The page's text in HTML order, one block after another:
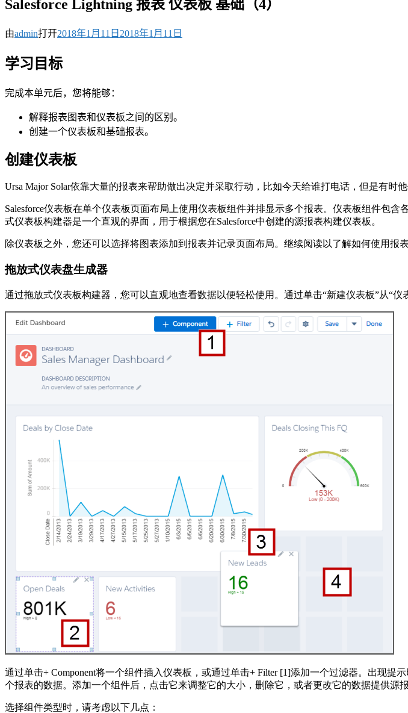
Salesforce Lightning 报表 仪表板 基础（4）
由admin打开2018年1月11日 2018年1月11日
学习目标
完成本单元后，您将能够：
解释报表图表和仪表板之间的区别。
创建一个仪表板和基础报表。
创建仪表板
Ursa Major Solar依靠大量的报表来帮助做出决定并采取行动，比如今天给谁打电话，但是有时
Salesforce仪表板在单个仪表板页面布局上使用仪表板组件并排显示多个报表。仪表板组件包
式仪表板构建器是一个直观的界面，用于根据您在Salesforce中创建的源报表构建仪表板。
除仪表板之外，您还可以选择将图表添加到报表并记录页面布局。继续阅读以了解如何使用报
拖放式仪表盘生成器
通过拖放式仪表板构建器，您可以直观地查看数据以便轻松使用。通过单击“新建仪表板”从“
通过单击+ Component将一个组件插入仪表板，或通过单击+ Filter [1]添加一个过滤器。出现
个报表的数据。添加一个组件后，点击它来调整它的大小，删除它，或者更改它的数据提供源
选择组件类型时，请考虑以下几点：